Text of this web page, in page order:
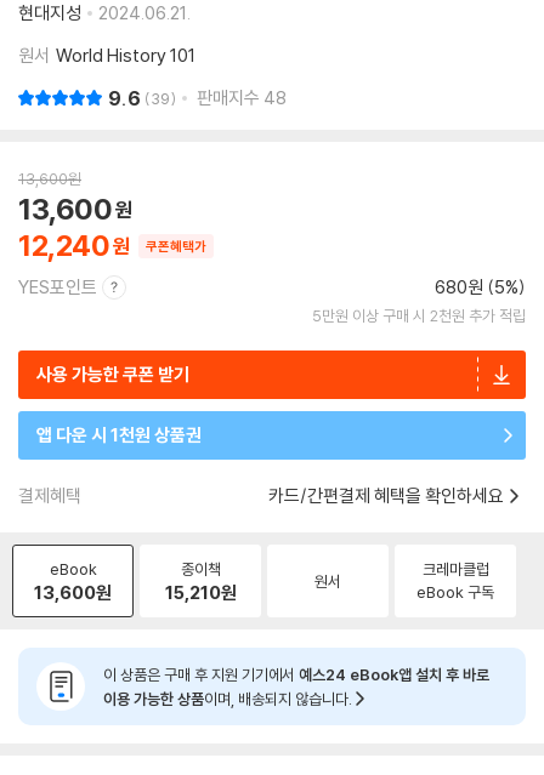
현대지성
2024.06.21.
원서 World History 101
9.6 39 판매지수 48
13,600원
12,240
13,600
쿠폰혜택가
YES포인트 680원 (5%)
5만원 이상 구매 시 2천원 추가 적립
사용 가능한 쿠폰 받기
앱 다운 시 1천원 상품권
결제혜택 카드/간편결제 혜택을 확인하세요
eBook
13,600원
종이책
15,210원 원서
크레마클럽
eBook 구독
이 상품은 구매 후 지원 기기에서 예스24 eBook앱 설치 후 바로
이용 가능한 상품이며, 배송되지 않습니다.